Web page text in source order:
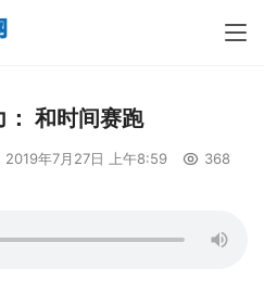
： 和时间赛跑
2019年7月27日 上午8:59 368